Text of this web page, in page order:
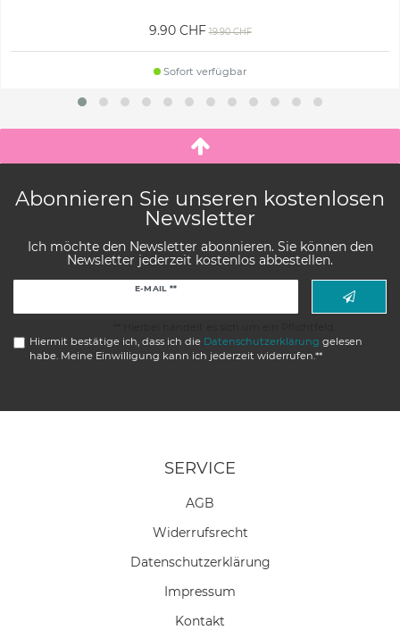
9.90 CHF 19.90 CHF
Sofort verfügbar
Abonnieren Sie unseren kostenlosen
Newsletter
Ich möchte den Newsletter abonnieren. Sie können den
Newsletter jederzeit kostenlos abbestellen.
E-MAIL **
Hiermit bestätige ich, dass ich die Daten­schutz­erklärung gelesen
habe. Meine Einwilligung kann ich jederzeit widerrufen.**
SERVICE
AGB
Widerrufs­recht
Daten­schutz­erklärung
Impressum
Kontakt